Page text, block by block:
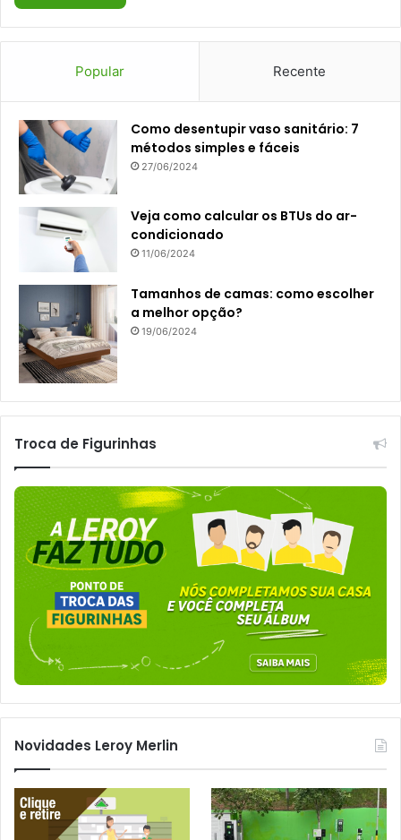
Popular Recente
Como desentupir vaso sanitário: 7
métodos simples e fáceis
27/06/2024
Veja como calcular os BTUs do ar-
condicionado
11/06/2024
Tamanhos de camas: como escolher
a melhor opção?
19/06/2024
Troca de Figurinhas
Novidades Leroy Merlin